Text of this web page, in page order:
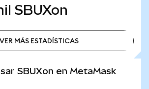
SBUXon
VER MÁS ESTADÍSTICAS
SBUXon en MetaMask